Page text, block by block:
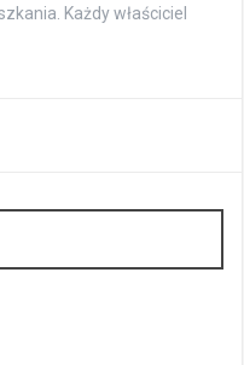
Każdy właściciel